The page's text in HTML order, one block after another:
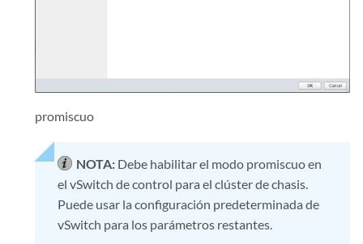
promiscuo
NOTA: Debe habilitar el modo promiscuo en
el vSwitch de control para el clúster de chasis.
Puede usar la configuración predeterminada de
vSwitch para los parámetros restantes.